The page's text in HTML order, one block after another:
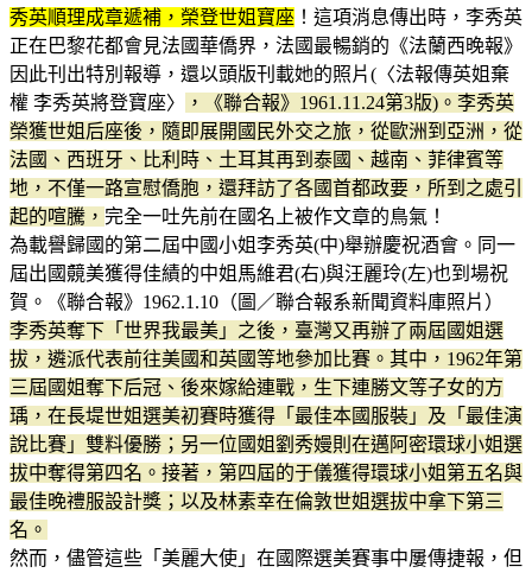
秀英順理成章遞補，榮登世姐寶座 ！這項消息傳出時，李秀英
正在巴黎花都會見法國華僑界，法國最暢銷的《法蘭西晚報》
因此刊出特別報導，還以頭版刊載她的照片(〈法報傳英姐棄
權 李秀英將登寶座〉
，《聯合報》1961.11.24第3版)。李秀英
榮獲世姐后座後，隨即展開國民外交之旅，從歐洲到亞洲，從
法國、西班牙、比利時、土耳其再到泰國、越南、菲律賓等
地，不僅一路宣慰僑胞，還拜訪了各國首都政要，所到之處引
起的喧騰， 完全一吐先前在國名上被作文章的鳥氣！
為載譽歸國的第二屆中國小姐李秀英(中)舉辦慶祝酒會。同一
屆出國竸美獲得佳績的中姐馬維君(右)與汪麗玲(左)也到場祝
賀。《聯合報》1962.1.10（圖／聯合報系新聞資料庫照片）
李秀英奪下「世界我最美」之後，臺灣又再辦了兩屆國姐選
拔，遴派代表前往美國和英國等地參加比賽。其中，1962年第
三屆國姐奪下后冠、後來嫁給連戰，生下連勝文等子女的方
瑀，在長堤世姐選美初賽時獲得「最佳本國服裝」及「最佳演
說比賽」雙料優勝；另一位國姐劉秀嫚則在邁阿密環球小姐選
拔中奪得第四名。接著，第四屆的于儀獲得環球小姐第五名與
最佳晚禮服設計獎；以及林素幸在倫敦世姐選拔中拿下第三
名。
然而，儘管這些「美麗大使」在國際選美賽事中屢傳捷報，但